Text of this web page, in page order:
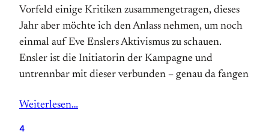
Vorfeld einige Kritiken zusammengetragen, dieses
Jahr aber möchte ich den Anlass nehmen, um noch
einmal auf Eve Enslers Aktivismus zu schauen.
Ensler ist die Initiatorin der Kampagne und
untrennbar mit dieser verbunden – genau da fangen
Weiterlesen…
4